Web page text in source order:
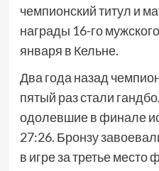
чемпионский титул и
награды 16-го
января в Кельне.
Два года назад
пятый раз стали
одолевшие в финале
27:26. Бронзу
в игре за третье